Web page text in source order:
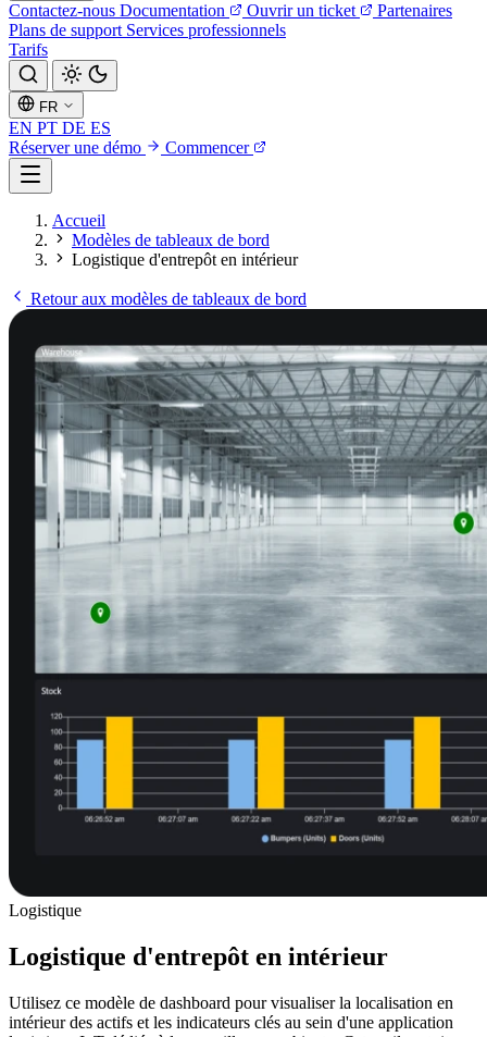
Contactez-nous Documentation Ouvrir un ticket
Partenaires
Plans de support Services professionnels
Tarifs
FR
EN PT DE ES
Réserver une démo
Commencer
Accueil
Modèles de tableaux de bord
Logistique d'entrepôt en intérieur
Retour aux modèles de tableaux de bord
Logistique
Logistique d'entrepôt en intérieur
Utilisez ce modèle de dashboard pour visualiser la localisation en
intérieur des actifs et les indicateurs clés au sein d'une application